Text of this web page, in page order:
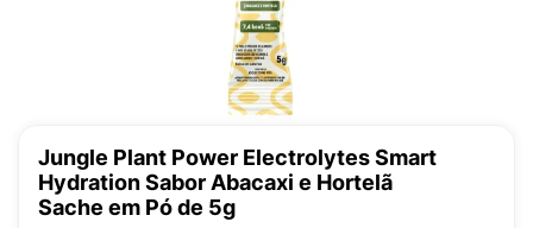
Jungle Plant Power Electrolytes Smart
Hydration Sabor Abacaxi e Hortelã
Sache em Pó de 5g